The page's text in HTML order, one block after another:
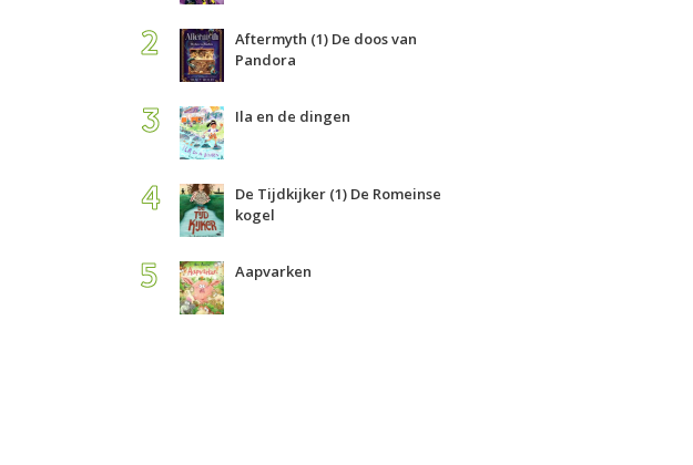
Aftermyth (1) De doos van
Pandora
Ila en de dingen
De Tijdkijker (1) De Romeinse
kogel
Aapvarken